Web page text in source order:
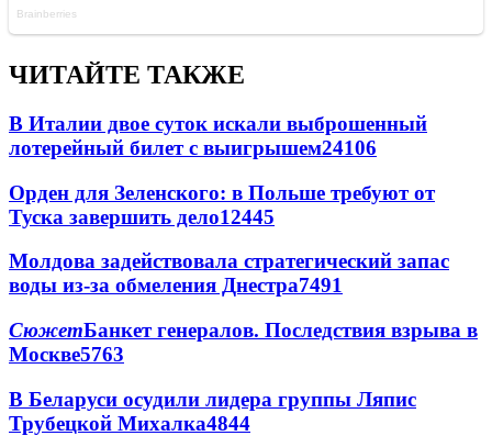
ЧИТАЙТЕ ТАКЖЕ
В Италии двое суток искали выброшенный
лотерейный билет с выигрышем24106
Орден для Зеленского: в Польше требуют от
Туска завершить дело12445
Молдова задействовала стратегический запас
воды из-за обмеления Днестра7491
СюжетБанкет генералов. Последствия взрыва в
Москве5763
В Беларуси осудили лидера группы Ляпис
Трубецкой Михалка4844